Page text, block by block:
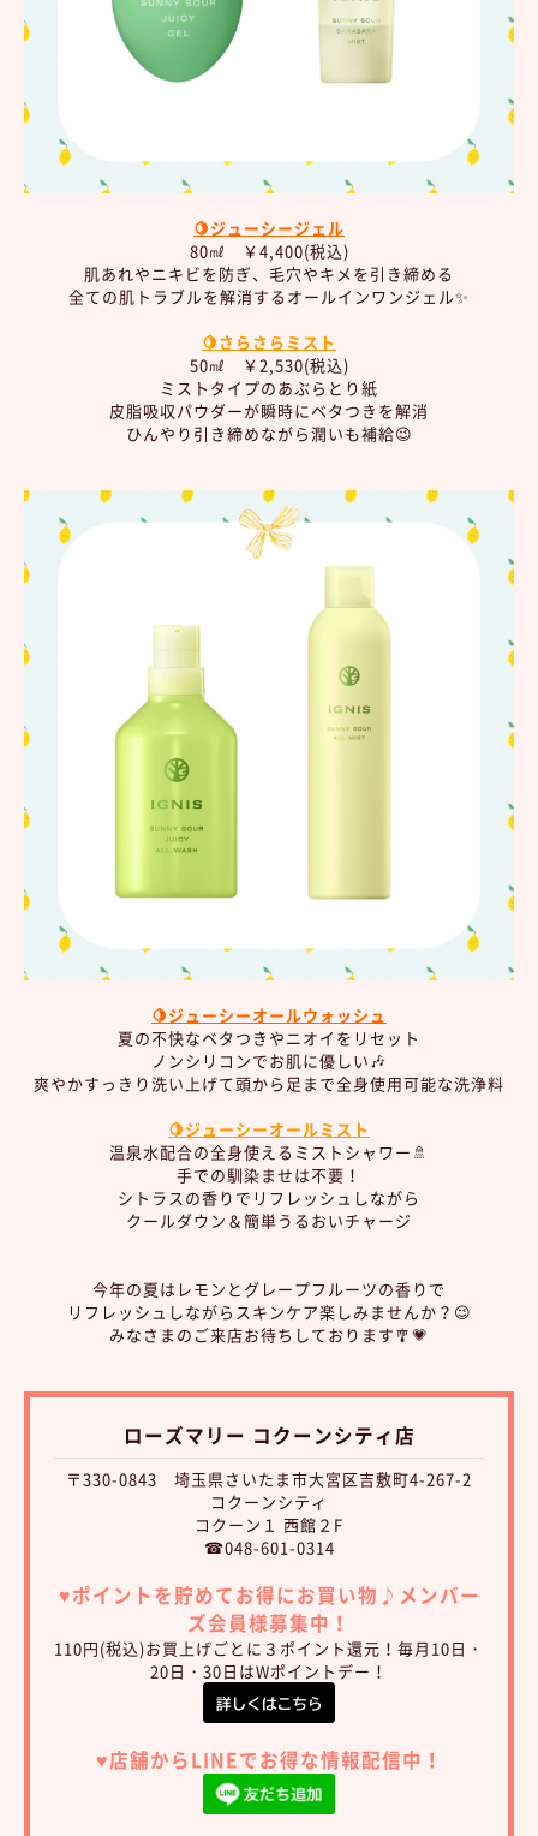
🍋ジューシージェル
80㎖ ￥4,400(税込)
肌あれやニキビを防ぎ、毛穴やキメを引き締める
全ての肌トラブルを解消するオールインワンジェル✨
🍋さらさらミスト
50㎖ ￥2,530(税込)
ミストタイプのあぶらとり紙
皮脂吸収パウダーが瞬時にベタつきを解消
ひんやり引き締めながら潤いも補給😉
🍋ジューシーオールウォッシュ
夏の不快なベタつきやニオイをリセット
ノンシリコンでお肌に優しい🎶
爽やかすっきり洗い上げて頭から足まで全身使用可能な洗浄料
🍋ジューシーオールミスト
温泉水配合の全身使えるミストシャワー🚿
手での馴染ませは不要！
シトラスの香りでリフレッシュしながら
クールダウン＆簡単うるおいチャージ
今年の夏はレモンとグレープフルーツの香りで
リフレッシュしながらスキンケア楽しみませんか？😉
みなさまのご来店お待ちしております🎐💗
ローズマリー コクーンシティ店
〒330-0843 埼玉県さいたま市大宮区吉敷町4-267-2
コクーンシティ
コクーン１ 西館２F
☎048-601-0314
♥︎ポイントを貯めてお得にお買い物♪ メンバー
ズ会員様募集中！
110円(税込)お買上げごとに３ポイント還元！毎月10日・
20日・30日はWポイントデー！
♥︎店舗からLINEでお得な情報配信中！